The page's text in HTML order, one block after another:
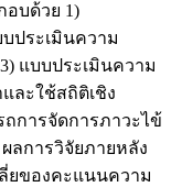
อบด้วย 1)
บประเมินความ
แบบประเมินความ
ละใช้สถิติเชิง
การจัดการภาวะไข้
ลการวิจัยภายหลัง
ยของคะแนนความ